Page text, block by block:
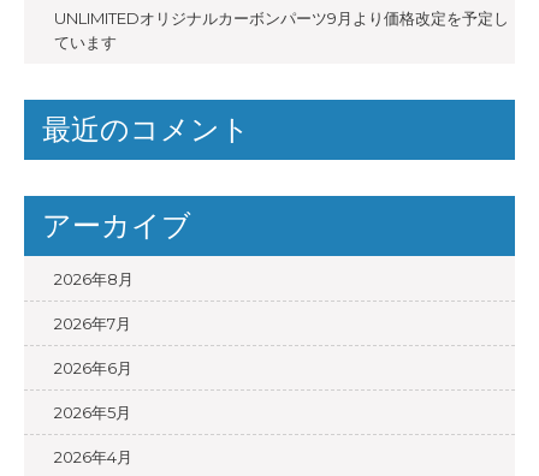
UNLIMITEDオリジナルカーボンパーツ9月より価格改定を予定し
ています
最近のコメント
アーカイブ
2026年8月
2026年7月
2026年6月
2026年5月
2026年4月